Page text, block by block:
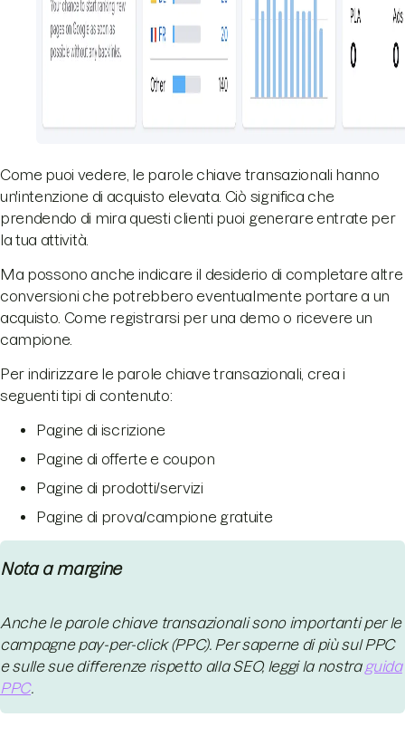
Come puoi vedere, le parole chiave transazionali hanno
un'intenzione di acquisto elevata. Ciò significa che
prendendo di mira questi clienti puoi generare entrate per
la tua attività.
Ma possono anche indicare il desiderio di completare altre
conversioni che potrebbero eventualmente portare a un
acquisto. Come registrarsi per una demo o ricevere un
campione.
Per indirizzare le parole chiave transazionali, crea i
seguenti tipi di contenuto:
Pagine di iscrizione
Pagine di offerte e coupon
Pagine di prodotti/servizi
Pagine di prova/campione gratuite
Nota a margine
Anche le parole chiave transazionali sono importanti per le
campagne pay-per-click (PPC). Per saperne di più sul PPC
e sulle sue differenze rispetto alla SEO, leggi la nostra guida
PPC.